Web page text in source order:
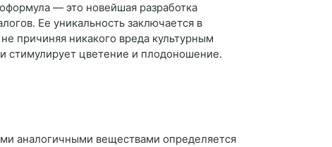
— это новейшая разработка
Ее уникальность заключается в
причиняя никакого вреда культурным
стимулирует цветение и плодоношение.
аналогичными веществами определяется